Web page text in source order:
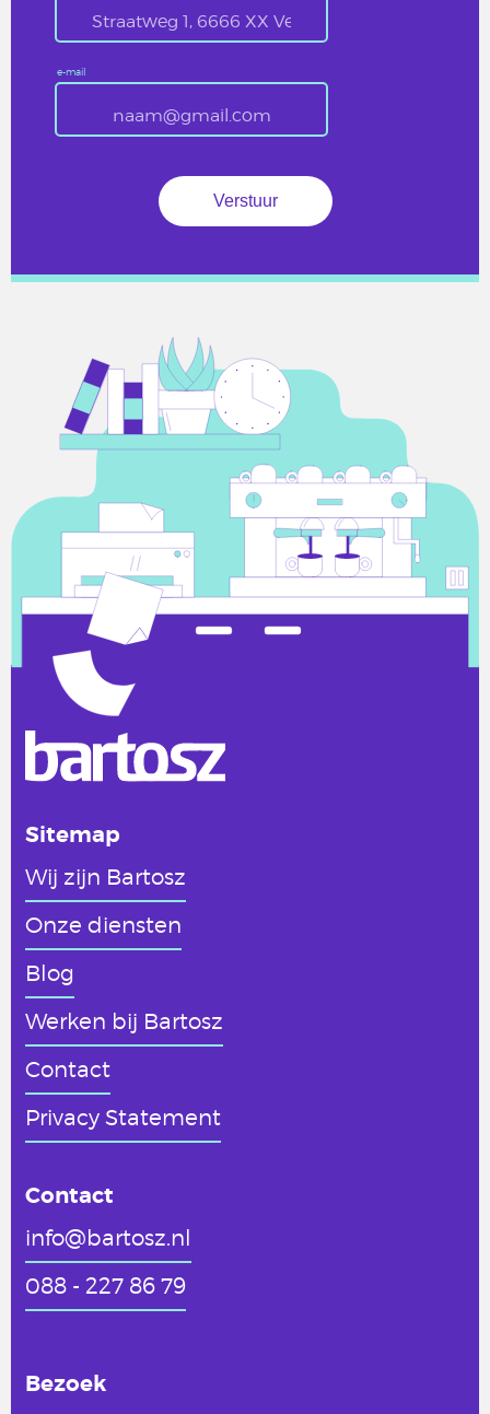
e-mail
Sitemap
Wij zijn Bartosz
Onze diensten
Blog
Werken bij Bartosz
Contact
Privacy Statement
Contact
info@bartosz.nl
088 - 227 86 79
Bezoek